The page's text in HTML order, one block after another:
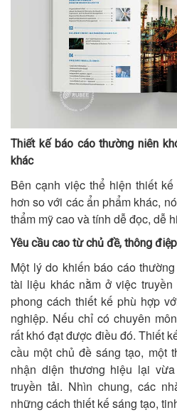
Thiết kế báo cáo thường niên
khác
Bên cạnh việc thể hiện thiết
hơn so với các ẩn phẩm khác,
thẩm mỹ cao và tính dễ đọc, dễ
Yêu cầu cao từ chủ đề, thông
Một lý do khiến báo cáo
tài liệu khác nằm ở việc
phong cách thiết kế phù hợp
nghiệp. Nếu chỉ có chuyên
rất khó đạt được điều đó. Thiết
cầu một chủ đề sáng tạo, một
nhận diện thương hiệu lại
truyền tải. Nhìn chung, các
những cách thiết kế sáng tạo,